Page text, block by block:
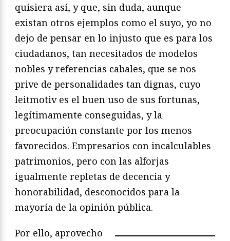
quisiera así, y que, sin duda, aunque
existan otros ejemplos como el suyo, yo no
dejo de pensar en lo injusto que es para los
ciudadanos, tan necesitados de modelos
nobles y referencias cabales, que se nos
prive de personalidades tan dignas, cuyo
leitmotiv es el buen uso de sus fortunas,
legítimamente conseguidas, y la
preocupación constante por los menos
favorecidos. Empresarios con incalculables
patrimonios, pero con las alforjas
igualmente repletas de decencia y
honorabilidad, desconocidos para la
mayoría de la opinión pública.
Por ello, aprovecho